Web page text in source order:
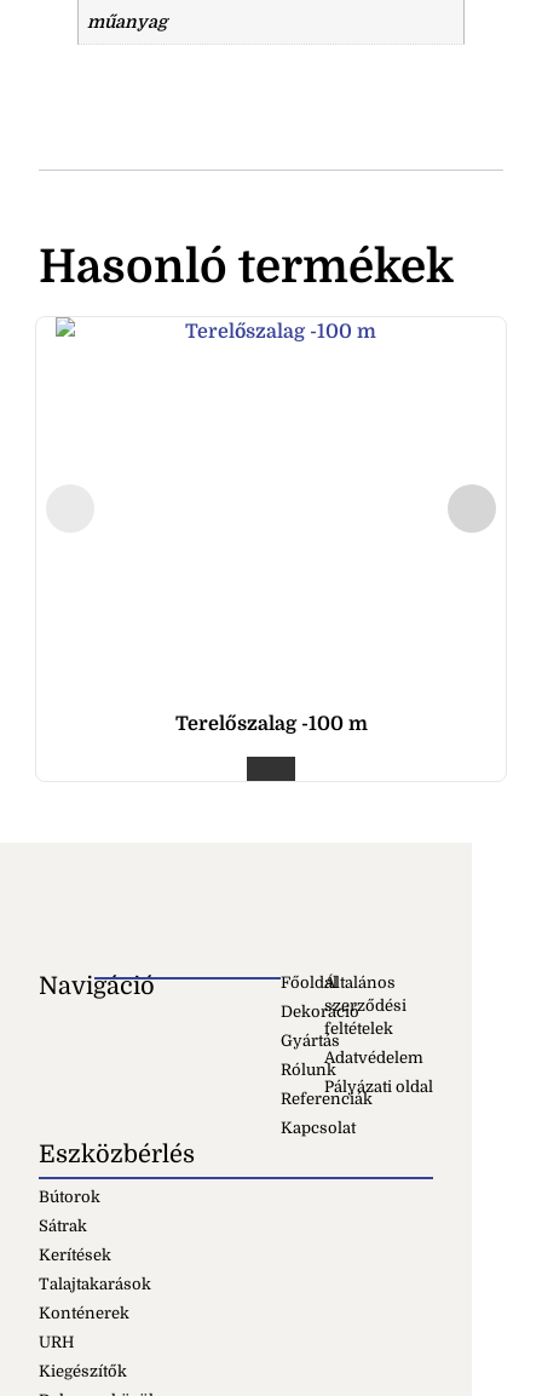
műanyag
Hasonló termékek
Terelőszalag -100 m
Navigáció
Főoldal
Dekoráció
Gyártás
Rólunk
Referenciák
Kapcsolat
Általános
szerződési
feltételek
Adatvédelem
Pályázati oldal
Eszközbérlés
Bútorok
Sátrak
Kerítések
Talajtakarások
Konténerek
URH
Kiegészítők